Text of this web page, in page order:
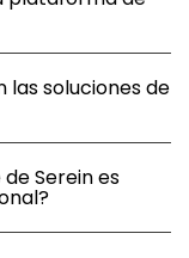
las soluciones de
Serein es